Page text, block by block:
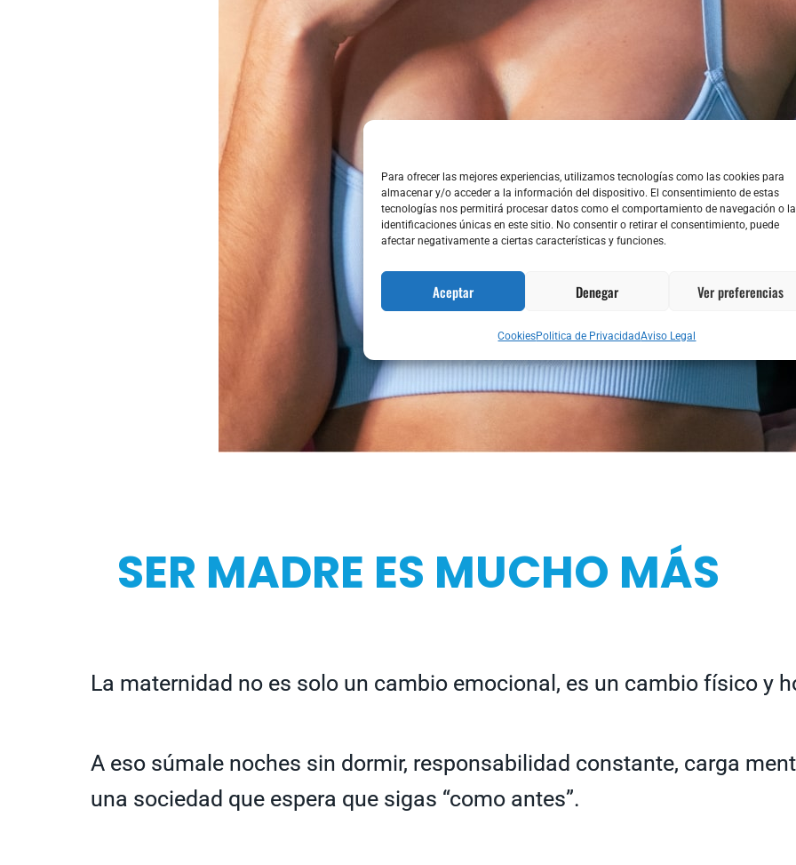
Para ofrecer las mejores experiencias, utilizamos tecnologías como las cookies para
almacenar y/o acceder a la información del dispositivo. El consentimiento de estas
tecnologías nos permitirá procesar datos como el comportamiento de navegación o
identificaciones únicas en este sitio. No consentir o retirar el consentimiento, puede
afectar negativamente a ciertas características y funciones.
Aceptar Denegar Ver preferencias
CookiesPolitica de PrivacidadAviso Legal
SER MADRE ES MUCHO MÁS
La maternidad no es solo un cambio emocional, es un cambio físico y
A eso súmale noches sin dormir, responsabilidad constante, carga
una sociedad que espera que sigas “como antes”.